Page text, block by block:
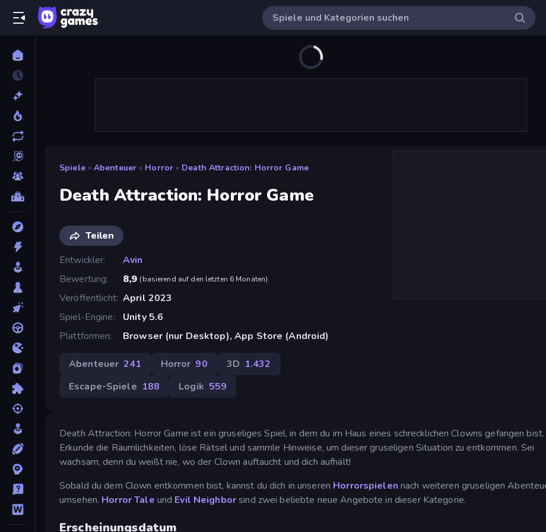
Spiele » Abenteuer » Horror » Death Attraction: Horror Game
Death Attraction: Horror Game
Teilen
Entwickler
Avin
Bewertung
8,9 (basierend auf den letzten 6 Monaten)
Veröffentlicht April 2023
Spiel-Engine
Unity 5.6
Plattformen
Browser (nur Desktop), App Store (Android)
Abenteuer 241 Horror 90 3D 1.432
Escape-Spiele 188 Logik 559
Death Attraction: Horror Game ist ein gruseliges Spiel, in dem du im Haus eines schrecklichen Clowns gefangen bist.
Erkunde die Räumlichkeiten, löse Rätsel und sammle Hinweise, um dieser gruseligen Situation zu entkommen. Sei
wachsam, denn du weißt nie, wo der Clown auftaucht und dich aufhält!
Sobald du dem Clown entkommen bist, kannst du dich in unseren Horrorspielen nach weiteren gruseligen
umsehen. Horror Tale und Evil Neighborsind zwei beliebte neue Angebote in dieser Kategorie.
Erscheinungsdatum